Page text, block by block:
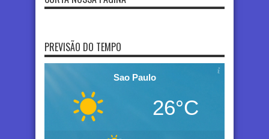
PREVISÃO DO TEMPO
Sao Paulo
26°C